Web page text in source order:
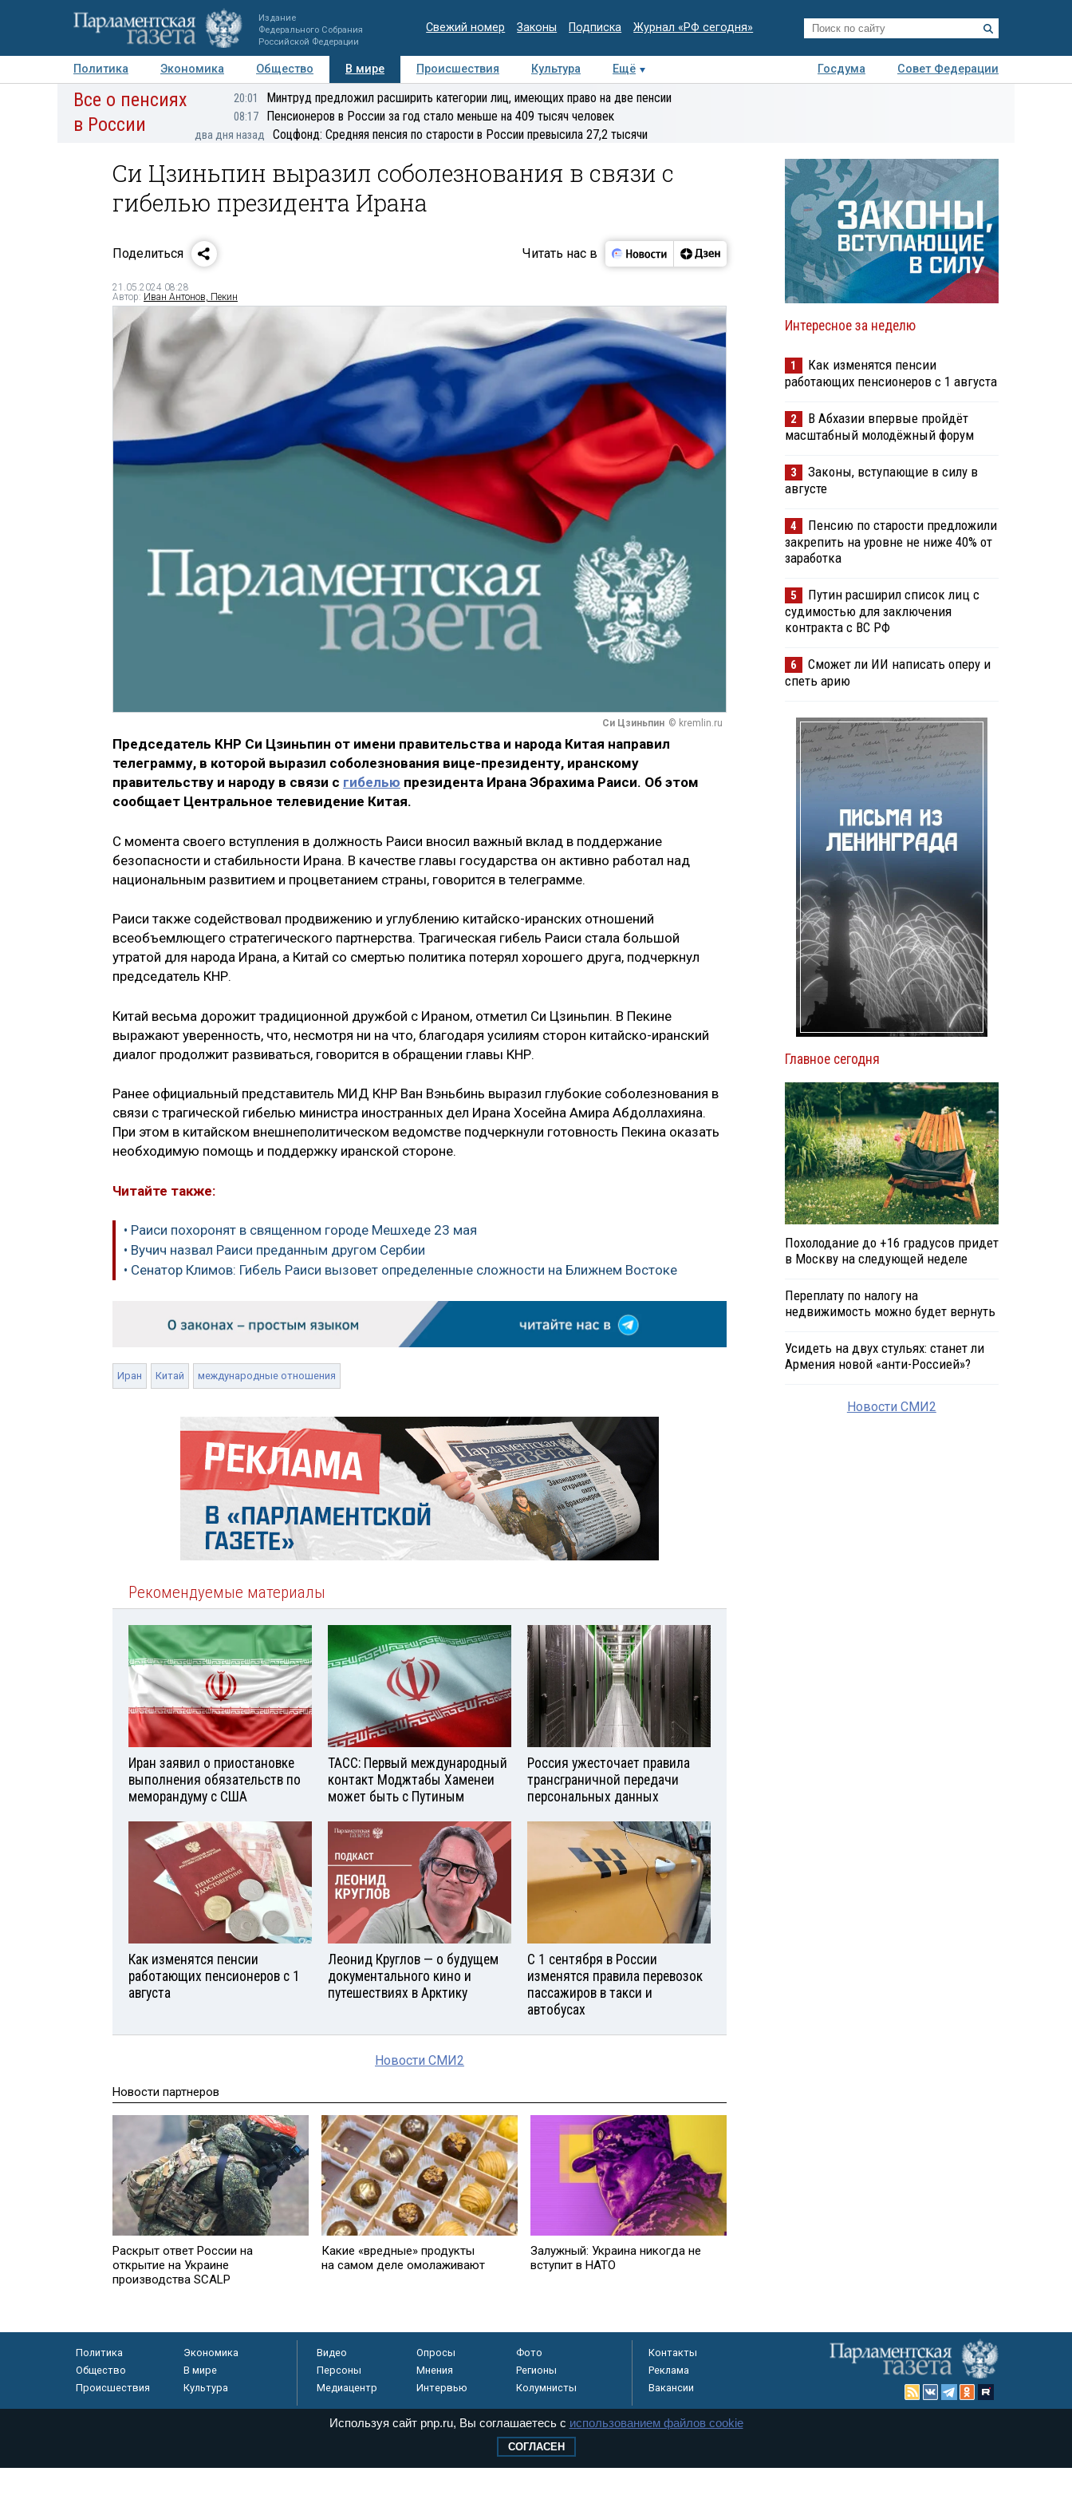
Издание
Федерального Собрания
Российской Федерации
Свежий номер Законы Подписка Журнал «РФ сегодня»
Политика Экономика Общество В мире Происшествия Культура Ещё Госдума
Совет Федерации
Авторы Персоны Мнения Регионы Медиацентр Интервью Колумнисты
Деловая
Все о пенсиях
в России
20:01 Минтруд предложил расширить категории лиц, имеющих право на две пенсии
08:17 Пенсионеров в России за год стало меньше на 409 тысяч человек
два дня назад Соцфонд: Средняя пенсия по старости в России превысила 27,2 тысячи
Си Цзиньпин выразил соболезнования в связи с
гибелью президента Ирана
Поделиться Читать нас в
21.05.2024 08:28
Автор: Иван Антонов, Пекин
Си Цзиньпин © kremlin.ru
Председатель КНР Си Цзиньпин от имени правительства и народа Китая направил
телеграмму, в которой выразил соболезнования вице-президенту, иранскому
правительству и народу в связи с гибелью президента Ирана Эбрахима Раиси. Об этом
сообщает Центральное телевидение Китая.
С момента своего вступления в должность Раиси вносил важный вклад в поддержание
безопасности и стабильности Ирана. В качестве главы государства он активно работал над
национальным развитием и процветанием страны, говорится в телеграмме.
Раиси также содействовал продвижению и углублению китайско-иранских отношений
всеобъемлющего стратегического партнерства. Трагическая гибель Раиси стала большой
утратой для народа Ирана, а Китай со смертью политика потерял хорошего друга, подчеркнул
председатель КНР.
Китай весьма дорожит традиционной дружбой с Ираном, отметил Си Цзиньпин. В Пекине
выражают уверенность, что, несмотря ни на что, благодаря усилиям сторон китайско-иранский
диалог продолжит развиваться, говорится в обращении главы КНР.
Ранее официальный представитель МИД КНР Ван Вэньбинь выразил глубокие соболезнования в
связи с трагической гибелью министра иностранных дел Ирана Хосейна Амира Абдоллахияна.
При этом в китайском внешнеполитическом ведомстве подчеркнули готовность Пекина оказать
необходимую помощь и поддержку иранской стороне.
Читайте также:
• Раиси похоронят в священном городе Мешхеде 23 мая
• Вучич назвал Раиси преданным другом Сербии
• Сенатор Климов: Гибель Раиси вызовет определенные сложности на Ближнем Востоке
Иран Китай международные отношения
Рекомендуемые материалы
Иран заявил о приостановке
выполнения обязательств по
меморандуму с США
ТАСС: Первый международный
контакт Моджтабы Хаменеи
может быть с Путиным
Россия ужесточает правила
трансграничной передачи
персональных данных
Как изменятся пенсии
работающих пенсионеров с 1
августа
Леонид Круглов — о будущем
документального кино и
путешествиях в Арктику
С 1 сентября в России
изменятся правила перевозок
пассажиров в такси и
автобусах
Новости СМИ2
Новости партнеров
Раскрыт ответ России на
открытие на Украине
производства SCALP
Какие «вредные» продукты
на самом деле омолаживают
Залужный: Украина никогда не
вступит в НАТО
Интересное за неделю
1
Как изменятся пенсии
работающих пенсионеров с 1 августа
2
В Абхазии впервые пройдёт
масштабный молодёжный форум
3
Законы, вступающие в силу в
августе
4
Пенсию по старости предложили
закрепить на уровне не ниже 40% от
заработка
5
Путин расширил список лиц с
судимостью для заключения
контракта с ВС РФ
6
Сможет ли ИИ написать оперу и
спеть арию
Главное сегодня
Похолодание до +16 градусов придет
в Москву на следующей неделе
Переплату по налогу на
недвижимость можно будет вернуть
Усидеть на двух стульях: станет ли
Армения новой «анти-Россией»?
Новости СМИ2
Политика
Экономика
Общество
В мире
Происшествия
Культура
Видео Опросы
Фото
Персоны
Мнения
Регионы
Медиацентр
Интервью Колумнисты
Контакты
Реклама
Вакансии
Федеральной службе по надзору в сфере связи, информационных технологий и
Используя сайт pnp.ru, Вы соглашаетесь с использованием файлов cookie
СОГЛАСЕН